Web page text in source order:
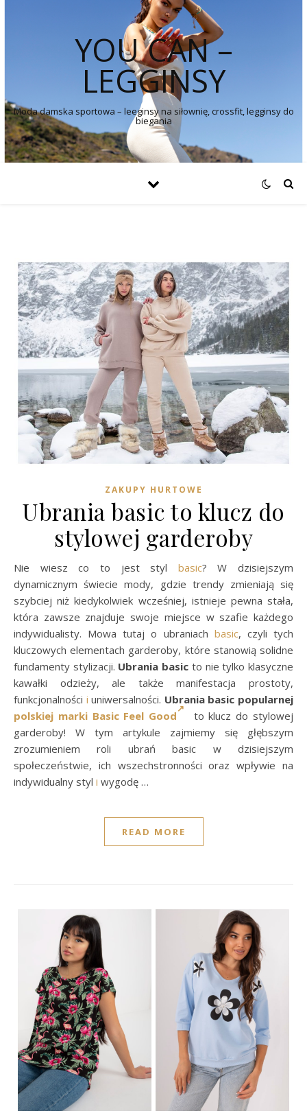
YOU CAN –
LEGGINSY
Moda damska sportowa – leeginsy na siłownię, crossfit, legginsy do
biegania
ZAKUPY HURTOWE
Ubrania basic to klucz do
stylowej garderoby
Nie wiesz co to jest styl basic? W dzisiejszym
dynamicznym świecie mody, gdzie trendy zmieniają się
szybciej niż kiedykolwiek wcześniej, istnieje pewna stała,
która zawsze znajduje swoje miejsce w szafie każdego
indywidualisty. Mowa tutaj o ubraniach basic, czyli tych
kluczowych elementach garderoby, które stanowią solidne
fundamenty stylizacji. Ubrania basic to nie tylko klasyczne
kawałki odzieży, ale także manifestacja prostoty,
funkcjonalności i uniwersalności. Ubrania basic popularnej
polskiej marki Basic Feel Good
to klucz do stylowej
garderoby! W tym artykule zajmiemy się głębszym
zrozumieniem roli ubrań basic w dzisiejszym
społeczeństwie, ich wszechstronności oraz wpływie na
indywidualny styl i wygodę …
READ MORE